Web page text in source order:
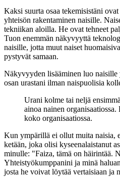
Kaksi suurta osaa tekemisistäni
yhteisön rakentaminen naisille.
tekniikan aloilla. He ovat tehneet
Tuon enemmän näkyvyyttä
naisille, jotta muut naiset
pystyvät samaan.
Näkyvyyden lisääminen luo naisille
osan urastani ilman naispuolisia
Urani kolme tai neljä
ainoa nainen
koko organisaatiossa.
Kun ympärillä ei ollut muita naisia,
ketään, joka olisi kyseenalaistanut
minulle: "Faiza, tämä on häirintää.
Yhteistyökumppanini ja minä
josta he voivat löytää vertaisiaan ja